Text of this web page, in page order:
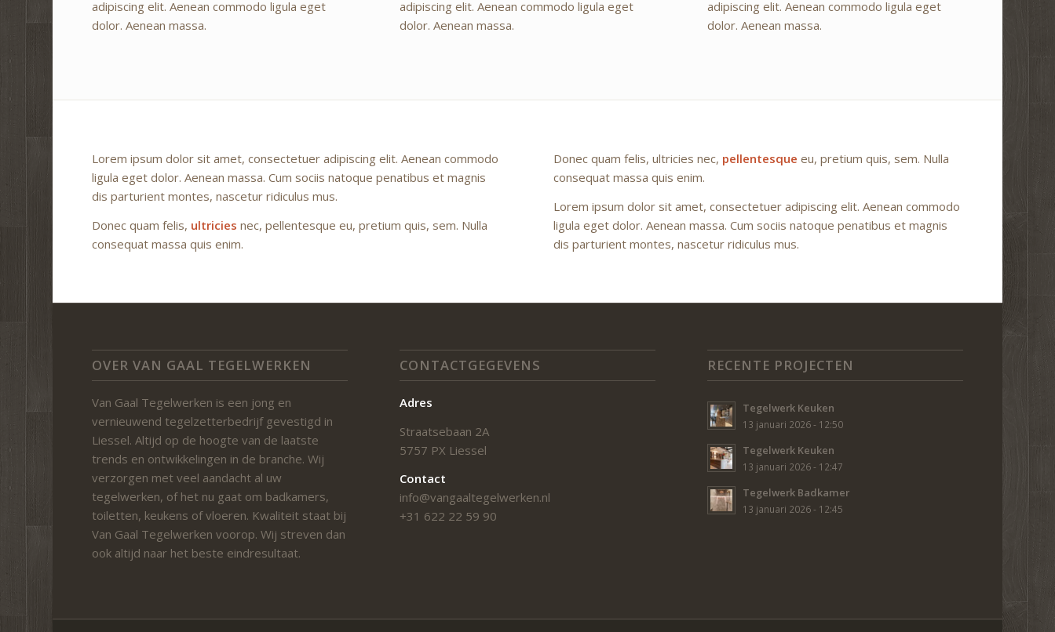
adipiscing elit. Aenean commodo ligula eget
dolor. Aenean massa.
adipiscing elit. Aenean commodo ligula eget
dolor. Aenean massa.
adipiscing elit. Aenean commodo ligula eget
dolor. Aenean massa.
Lorem ipsum dolor sit amet, consectetuer adipiscing elit. Aenean commodo
ligula eget dolor. Aenean massa. Cum sociis natoque penatibus et magnis
dis parturient montes, nascetur ridiculus mus.
Donec quam felis, ultricies nec, pellentesque eu, pretium quis, sem. Nulla
consequat massa quis enim.
Donec quam felis, ultricies nec, pellentesque eu, pretium quis, sem. Nulla
consequat massa quis enim.
Lorem ipsum dolor sit amet, consectetuer adipiscing elit. Aenean commodo
ligula eget dolor. Aenean massa. Cum sociis natoque penatibus et magnis
dis parturient montes, nascetur ridiculus mus.
OVER VAN GAAL TEGELWERKEN
Van Gaal Tegelwerken is een jong en
vernieuwend tegelzetterbedrijf gevestigd in
Liessel. Altijd op de hoogte van de laatste
trends en ontwikkelingen in de branche. Wij
verzorgen met veel aandacht al uw
tegelwerken, of het nu gaat om badkamers,
toiletten, keukens of vloeren. Kwaliteit staat bij
Van Gaal Tegelwerken voorop. Wij streven dan
ook altijd naar het beste eindresultaat.
CONTACTGEGEVENS
Adres
Straatsebaan 2A
5757 PX Liessel
Contact
info@vangaaltegelwerken.nl
+31 622 22 59 90
RECENTE PROJECTEN
Tegelwerk Keuken
13 januari 2026 - 12:50
Tegelwerk Keuken
13 januari 2026 - 12:47
Tegelwerk Badkamer
13 januari 2026 - 12:45